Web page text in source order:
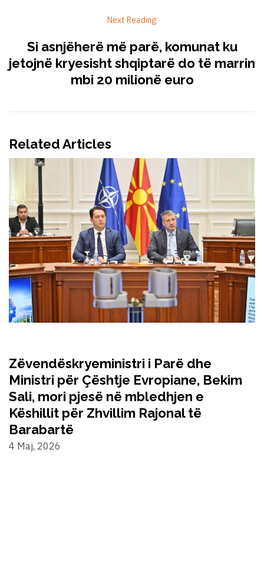
Next Reading
Si asnjëherë më parë, komunat ku
jetojnë kryesisht shqiptarë do të marrin
mbi 20 milionë euro
Related Articles
Zëvendëskryeministri i Parë dhe
Ministri për Çështje Evropiane, Bekim
Sali, mori pjesë në mbledhjen e
Këshillit për Zhvillim Rajonal të
Barabartë
4 Maj, 2026